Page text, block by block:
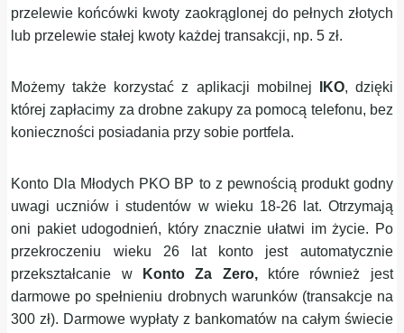
przelewie końcówki kwoty zaokrąglonej do pełnych złotych
lub przelewie stałej kwoty każdej transakcji, np. 5 zł.
Możemy także korzystać z aplikacji mobilnej IKO, dzięki
której zapłacimy za drobne zakupy za pomocą telefonu, bez
konieczności posiadania przy sobie portfela.
Konto Dla Młodych PKO BP to z pewnością produkt godny
uwagi uczniów i studentów w wieku 18-26 lat. Otrzymają
oni pakiet udogodnień, który znacznie ułatwi im życie. Po
przekroczeniu wieku 26 lat konto jest automatycznie
przekształcanie wKonto Za Zero,które również jest
darmowe po spełnieniu drobnych warunków (transakcje na
300 zł). Darmowe wypłaty z bankomatów na całym świecie